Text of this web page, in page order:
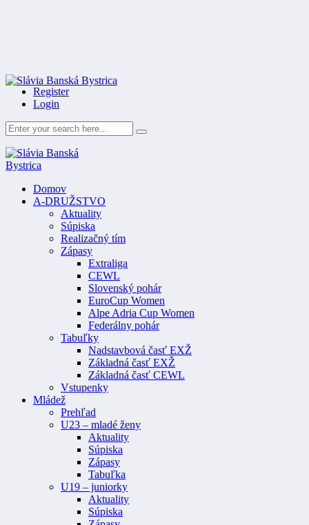
Register
Login
Domov
A-DRUŽSTVO
Aktuality
Súpiska
Realizačný tím
Zápasy
Extraliga
CEWL
Slovenský pohár
EuroCup Women
Alpe Adria Cup Women
Federálny pohár
Tabuľky
Nadstavbová časť EXŽ
Základná časť EXŽ
Základná časť CEWL
Vstupenky
Mládež
Prehľad
U23 – mladé ženy
Aktuality
Súpiska
Zápasy
Tabuľka
U19 – juniorky
Aktuality
Súpiska